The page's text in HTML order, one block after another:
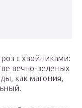
роз с хвойниками:
вечно-зеленых
как магония,